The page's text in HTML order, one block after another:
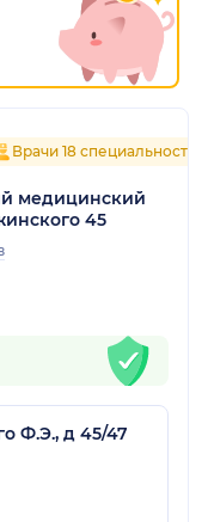
Врачи 18 специальностей
медицинский
45
Ф.Э., д 45/47